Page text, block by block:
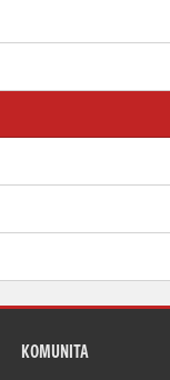
KOMUNITA